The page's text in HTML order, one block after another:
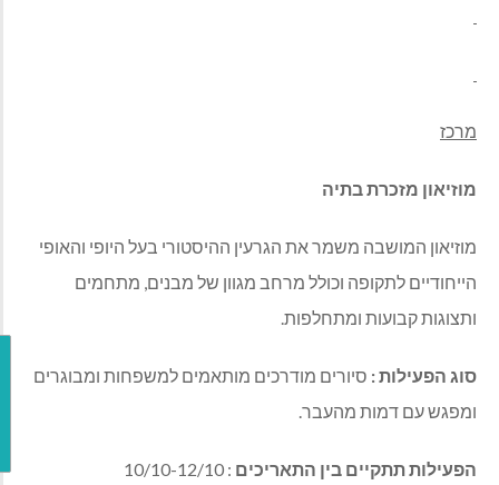
מרכז
מוזיאון מזכרת בתיה
מוזיאון המושבה משמר את הגרעין ההיסטורי בעל היופי והאופי
הייחודיים לתקופה וכולל מרחב מגוון של מבנים, מתחמים
ותצוגות קבועות ומתחלפות.
סוג הפעילות :סיורים מודרכים מותאמים למשפחות ומבוגרים
ומפגש עם דמות מהעבר.
הפעילות תתקיים בין התאריכים: 10/10-12/10